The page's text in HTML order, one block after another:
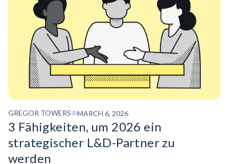
GREGOR TOWERS MARCH 6, 2026
3 Fähigkeiten, um 2026 ein
strategischer L&D-Partner zu
werden